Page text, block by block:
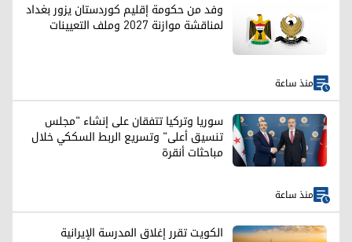
وفد من حكومة إقليم كوردستان يزور بغداد
لمناقشة موازنة 2027 وملف التعيينات
منذ ساعة
سوريا وتركيا تتفقان على إنشاء "مجلس
تنسيق أعلى" وتسريع الربط السككي خلال
مباحثات أنقرة
منذ ساعة
الكويت تقرر إغلاق المدرسة الإيرانية